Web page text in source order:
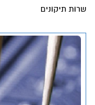
שרות תיקונים